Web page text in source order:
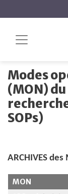
Comité
SOPs)
Modes
(MON)
SOPs)
ARCHIVES des
MON